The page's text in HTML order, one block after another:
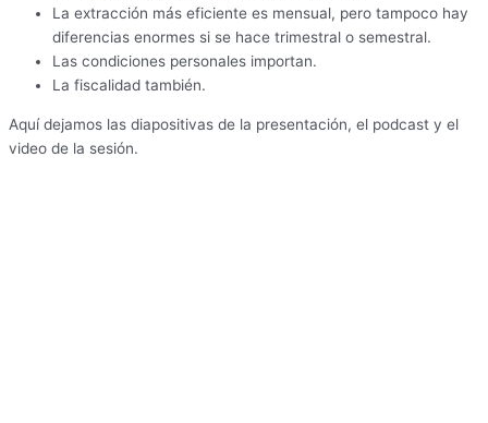
La extracción más eficiente es mensual, pero tampoco hay
diferencias enormes si se hace trimestral o semestral.
Las condiciones personales importan.
La fiscalidad también.
Aquí dejamos las diapositivas de la presentación, el podcast y el
video de la sesión.